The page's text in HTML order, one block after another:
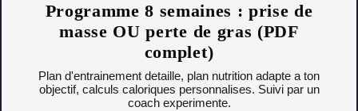
Programme 8 semaines : prise de
masse OU perte de gras (PDF
complet)
Plan d'entrainement detaille, plan nutrition adapte a ton
objectif, calculs caloriques personnalises. Suivi par un
coach experimente.